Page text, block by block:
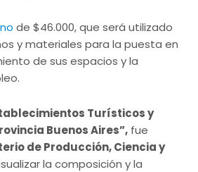
de $46.000, que será utilizado
y materiales para la puesta en
de sus espacios y la
Turísticos y
Buenos Aires”, fue
de Producción, Ciencia y
la composición y la